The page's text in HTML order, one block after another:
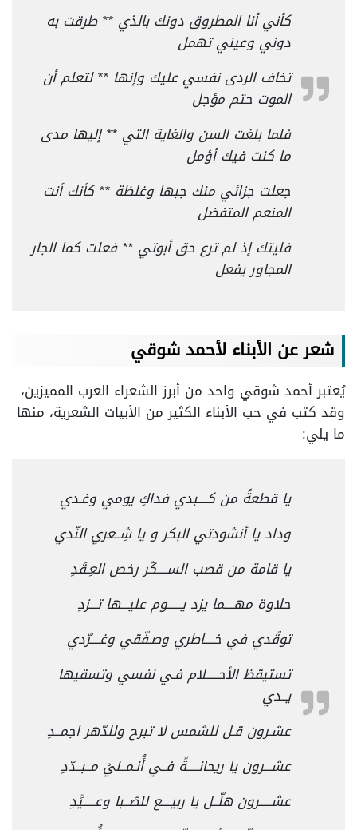
كأني أنا المطروق دونك بالذي ** طرقت به
دوني وعيني تهمل
تخاف الردى نفسي عليك وإنها ** لتعلم أن
الموت حتم مؤجل
فلما بلغت السن والغاية التي ** إليها مدى
ما كنت فيك أؤمل
جعلت جزائي منك جبها وغلظة ** كأنك أنت
المنعم المتفضل
فليتك إذ لم ترع حق أبوتي ** فعلت كما الجار
المجاور يفعل
شعر عن الأبناء لأحمد شوقي
يُعتبر أحمد شوقي واحد من أبرز الشعراء العرب المميزين،
وقد كتب في حب الأبناء الكثير من الأبيات الشعرية، منها
ما يلي:
يا قطعةً من كــــبدي فداكِ يومي وغـدي
وداد يا أنشودتي البكر و يا شِــعري النّدي
يا قامة من قصب الســــكّر رخص العِـقَدِ
حلاوة مهــــما يزد يــــــوم عليـــها تـــزدِ
توقّدي في خــــاطري وصـفّقي وغــــرّدي
تستيقظ الأحـــــلام فـي نفسي وتسقيها
يــدي
عشـرون قـل للشمس لا تبرح وللدّهر اجمــدِ
عشـــرون يا ريحانـــــةً فــي أُنـمــليْ مــبــدّدِ
عشـــــرون هلّــل يا ربيــــع للصّــبا وعـــــيِّدِ